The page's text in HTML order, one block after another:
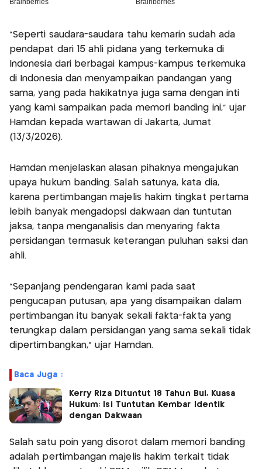
"Seperti saudara-saudara tahu kemarin sudah ada
pendapat dari 15 ahli pidana yang terkemuka di
Indonesia dari berbagai kampus-kampus terkemuka
di Indonesia dan menyampaikan pandangan yang
sama, yang pada hakikatnya juga sama dengan inti
yang kami sampaikan pada memori banding ini," ujar
Hamdan kepada wartawan di Jakarta, Jumat
(13/3/2026).
Hamdan menjelaskan alasan pihaknya mengajukan
upaya hukum banding. Salah satunya, kata dia,
karena pertimbangan majelis hakim tingkat pertama
lebih banyak mengadopsi dakwaan dan tuntutan
jaksa, tanpa menganalisis dan menyaring fakta
persidangan termasuk keterangan puluhan saksi dan
ahli.
“Sepanjang pendengaran kami pada saat
pengucapan putusan, apa yang disampaikan dalam
pertimbangan itu banyak sekali fakta-fakta yang
terungkap dalam persidangan yang sama sekali tidak
dipertimbangkan,” ujar Hamdan.
Baca Juga :
Kerry Riza Dituntut 18 Tahun Bui, Kuasa
Hukum: Isi Tuntutan Kembar Identik
dengan Dakwaan
Salah satu poin yang disorot dalam memori banding
adalah pertimbangan majelis hakim terkait tidak